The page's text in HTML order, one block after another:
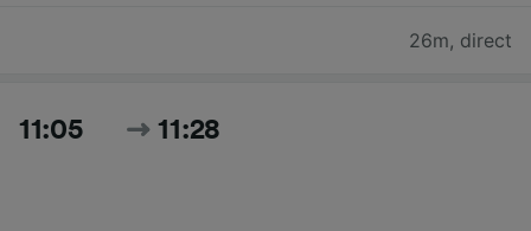
26m, direct
11:05 11:28